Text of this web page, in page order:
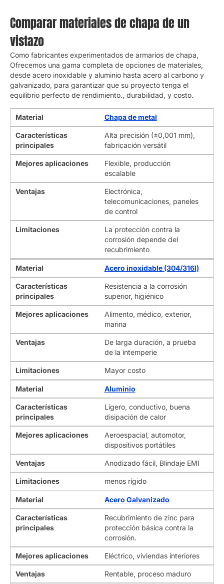
Comparar materiales de chapa de un
vistazo
Como fabricantes experimentados de armarios de chapa,
Ofrecemos una gama completa de opciones de materiales,
desde acero inoxidable y aluminio hasta acero al carbono y
galvanizado, para garantizar que su proyecto tenga el
equilibrio perfecto de rendimiento., durabilidad, y costo.
Material Chapa de metal
Características
principales
Alta precisión (±0,001 mm),
fabricación versátil
Flexible, producción
escalable
Electrónica,
telecomunicaciones, paneles
de control
La protección contra la
corrosión depende del
recubrimiento
Material Acero inoxidable (304/316l)
Características
principales
Resistencia a la corrosión
superior, higiénico
Alimento, médico, exterior,
marina
De larga duración, a prueba
de la intemperie
Limitaciones Mayor costo
Material Aluminio
Características
principales
Ligero, conductivo, buena
disipación de calor
Aeroespacial, automotor,
dispositivos portátiles
Ventajas Anodizado fácil, Blindaje EMI
Limitaciones menos rígido
Material Acero Galvanizado
Características
Recubrimiento de zinc para
protección básica contra la
corrosión.
Mejores aplicaciones Eléctrico, viviendas interiores